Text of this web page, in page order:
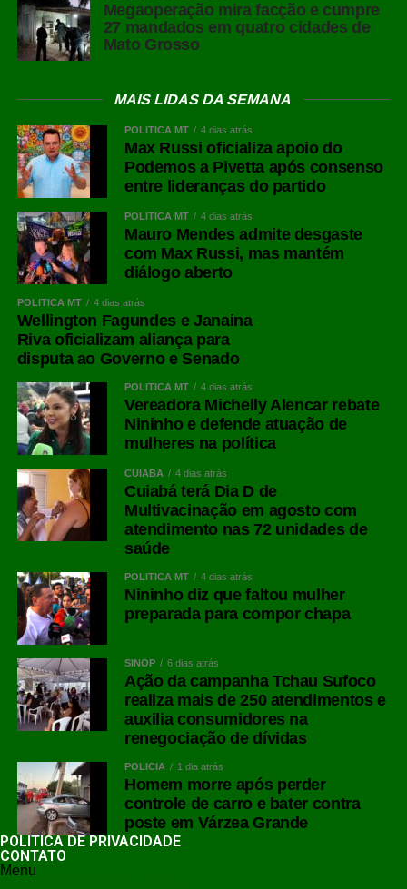
Megaoperação mira facção e cumpre
27 mandados em quatro cidades de
Mato Grosso
MAIS LIDAS DA SEMANA
POLÍTICA MT 4 dias atrás
Max Russi oficializa apoio do
Podemos a Pivetta após consenso
entre lideranças do partido
POLÍTICA MT 4 dias atrás
Mauro Mendes admite desgaste
com Max Russi, mas mantém
diálogo aberto
POLÍTICA MT 4 dias atrás
Wellington Fagundes e Janaina
Riva oficializam aliança para
disputa ao Governo e Senado
POLÍTICA MT 4 dias atrás
Vereadora Michelly Alencar rebate
Nininho e defende atuação de
mulheres na política
CUIABÁ 4 dias atrás
Cuiabá terá Dia D de
Multivacinação em agosto com
atendimento nas 72 unidades de
saúde
POLÍTICA MT 4 dias atrás
Nininho diz que faltou mulher
preparada para compor chapa
SINOP 6 dias atrás
Ação da campanha Tchau Sufoco
realiza mais de 250 atendimentos e
auxilia consumidores na
renegociação de dívidas
POLÍCIA 1 dia atrás
Homem morre após perder
controle de carro e bater contra
poste em Várzea Grande
POLÍTICA DE PRIVACIDADE
CONTATO
Menu